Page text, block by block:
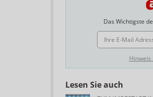
Das Wichtigste
E-MAIL ADRESSE
Lesen Sie auch